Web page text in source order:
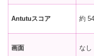
Antutuスコア 約
画面 なし